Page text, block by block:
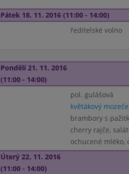
Pátek 18. 11. 2016 (11:00 - 14:00)
ředitelské volno
Pondělí 21. 11. 2016
(11:00 - 14:00)
pol. gulášová
květákový
brambory s
cherry rajče,
ochucené mléko,
Úterý 22. 11. 2016
(11:00 - 14:00)